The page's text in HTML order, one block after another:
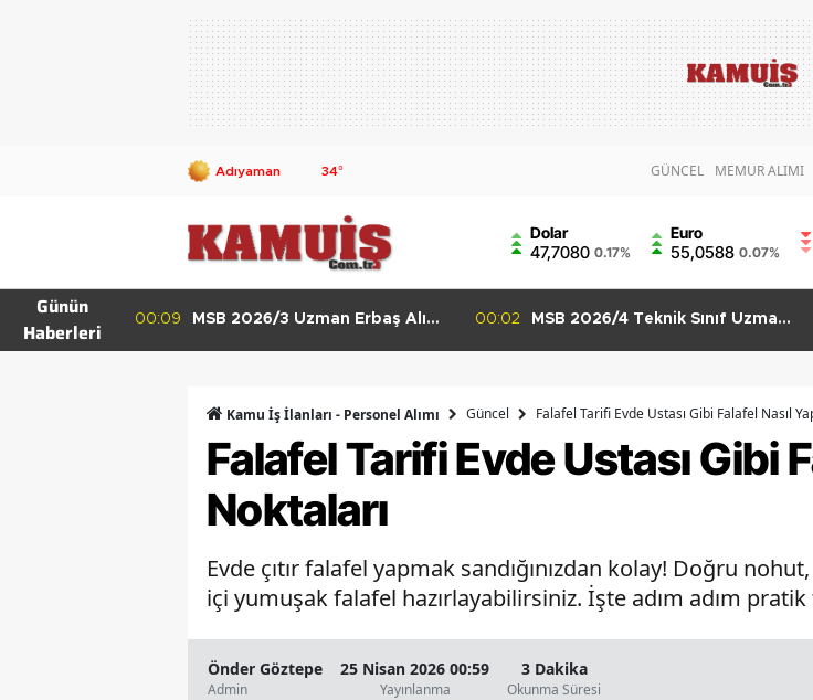
34° GÜNCEL MEMUR ALIMI
Dolar
47,7080 0.17%
Euro
55,0588 0.07%
Günün
Haberleri
Lise
00:09
MSB 2026/3 Uzman Erbaş Alımı
00:02
MSB 2026/4 Teknik Sınıf Uzman
Kamu İş İlanları - Personel Alımı Güncel Falafel Tarifi Evde Ustası Gibi Falafel Nasıl
Falafel Tarifi Evde Ustası Gibi
Noktaları
Evde çıtır falafel yapmak sandığınızdan kolay! Doğru
içi yumuşak falafel hazırlayabilirsiniz. İşte adım adım
Önder Göztepe
Admin
25 Nisan 2026 00:59
Yayınlanma
3 Dakika
Okunma Süresi